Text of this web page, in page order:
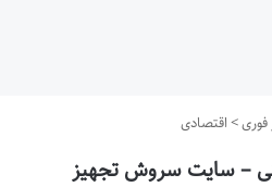
فوری> اقتصادی
– سایت سروش تجهیز